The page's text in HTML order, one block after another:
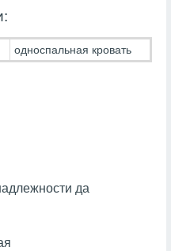
односпальная кровать
да